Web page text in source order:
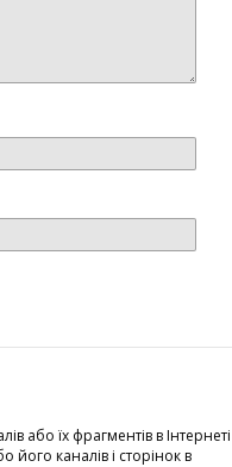
або їх фрагментів в Інтернеті
його каналів і сторінок в